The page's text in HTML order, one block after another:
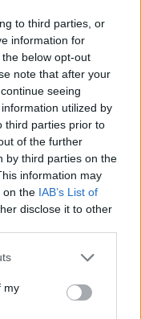
to third parties, or
information for
below opt-out
note that after your
seeing
utilized by
third parties prior to
of the further
by third parties on the
information may
on the IAB’s List of
disclose it to other
or more Google
You may click to
third-party tags to
my